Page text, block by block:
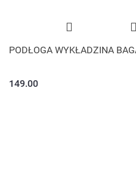
PODŁOGA WYKŁADZINA
149.00